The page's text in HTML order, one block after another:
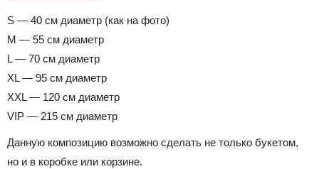
S — 40 см диаметр (как на фото)
M — 55 см диаметр
L — 70 см диаметр
XL — 95 см диаметр
XXL — 120 см диаметр
VIP — 215 см диаметр
Данную композицию возможно сделать не только букетом,
но и в коробке или корзине.